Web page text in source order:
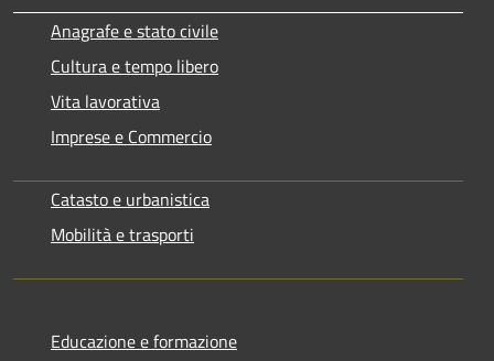
Anagrafe e stato civile
Cultura e tempo libero
Vita lavorativa
Imprese e Commercio
Catasto e urbanistica
Mobilità e trasporti
Educazione e formazione